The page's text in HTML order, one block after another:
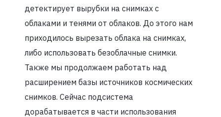
детектирует вырубки на снимках с
облаками и тенями от облаков. До этого нам
приходилось вырезать облака на снимках,
либо использовать безоблачные снимки.
Также мы продолжаем работать над
расширением базы источников космических
снимков. Сейчас подсистема
дорабатывается в части использования